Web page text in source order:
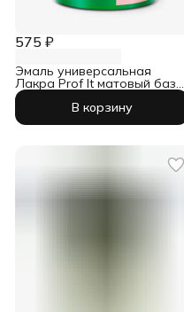
575 ₽
Эмаль универсальная
Лакра Prof It матовый база
С 0,9 кг
В корзину